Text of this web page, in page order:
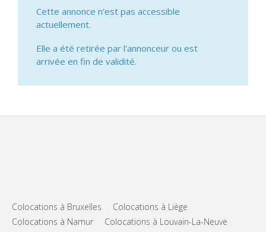
Cette annonce n'est pas accessible
actuellement.
Elle a été retirée par l'annonceur ou est
arrivée en fin de validité.
Colocations à Bruxelles
Colocations à Liège
Colocations à Namur
Colocations à Louvain-La-Neuve